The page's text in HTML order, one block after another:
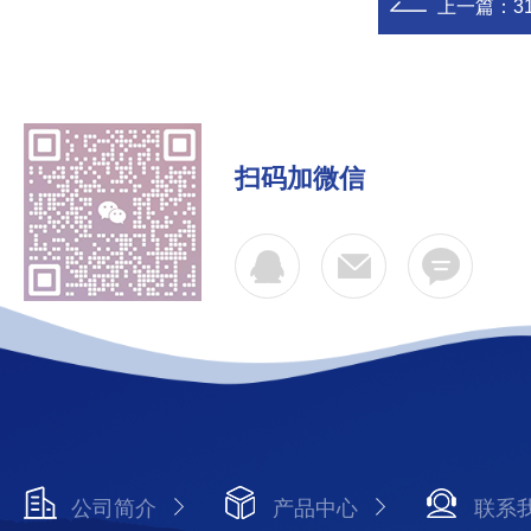
上一篇：
扫码加微信
公司简介 产品中心 联系